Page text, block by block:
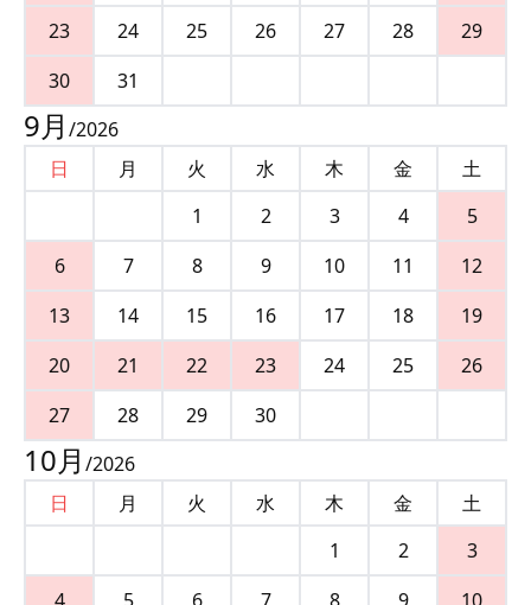
23
24 25 26 27 28
29
30
31
9月 /2026
日
月 火 水 木 金
土
1
2 3 4
5
6
7 8 9 10 11
12
13
14 15 16 17 18
19
20
21 22 23 24 25
26
27
28 29 30
10月 /2026
日
月 火 水 木 金
土
1
2
3
4
5 6 7 8 9
10